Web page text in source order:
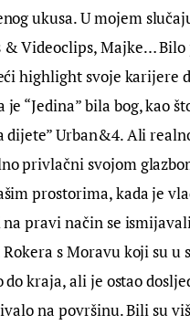
ukusa. U mojem
& Videoclips, Majke…
highlight svoje karijere
“Jedina” bila bog, kao
dijete” Urban&4. Ali
privlačni svojom
prostorima, kada je
pravi način se
s Moravu koji su
do kraja, ali je ostao
na površinu. Bili su